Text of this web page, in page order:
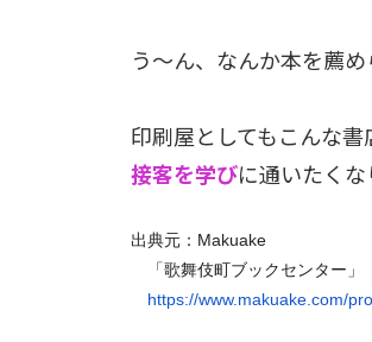
う～ん、なんか本を薦
印刷屋としてもこんな
接客を学びに通いたくな
出典元：Makuake
「歌舞伎町ブックセンター」
https://www.makuake.com/